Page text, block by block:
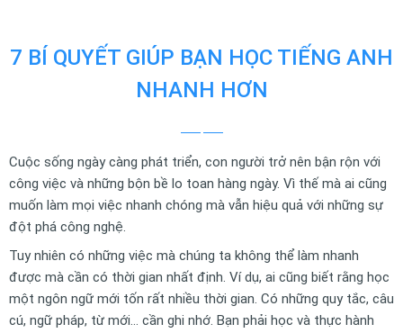
7 BÍ QUYẾT GIÚP BẠN HỌC TIẾNG ANH
NHANH HƠN
Cuộc sống ngày càng phát triển, con người trở nên bận rộn với
công việc và những bộn bề lo toan hàng ngày. Vì thế mà ai cũng
muốn làm mọi việc nhanh chóng mà vẫn hiệu quả với những sự
đột phá công nghệ.
Tuy nhiên có những việc mà chúng ta không thể làm nhanh
được mà cần có thời gian nhất định. Ví dụ, ai cũng biết rằng học
một ngôn ngữ mới tốn rất nhiều thời gian. Có những quy tắc, câu
cú, ngữ pháp, từ mới… cần ghi nhớ. Bạn phải học và thực hành